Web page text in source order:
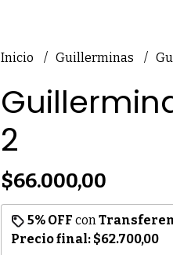
Inicio Guillerminas
2
$66.000,00
5% OFF con
Precio final: $62.700,00